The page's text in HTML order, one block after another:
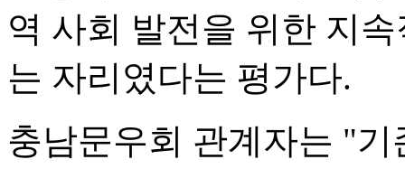
역 사회 발전을 위한 지
는 자리였다는 평가다.
충남문우회 관계자는 "